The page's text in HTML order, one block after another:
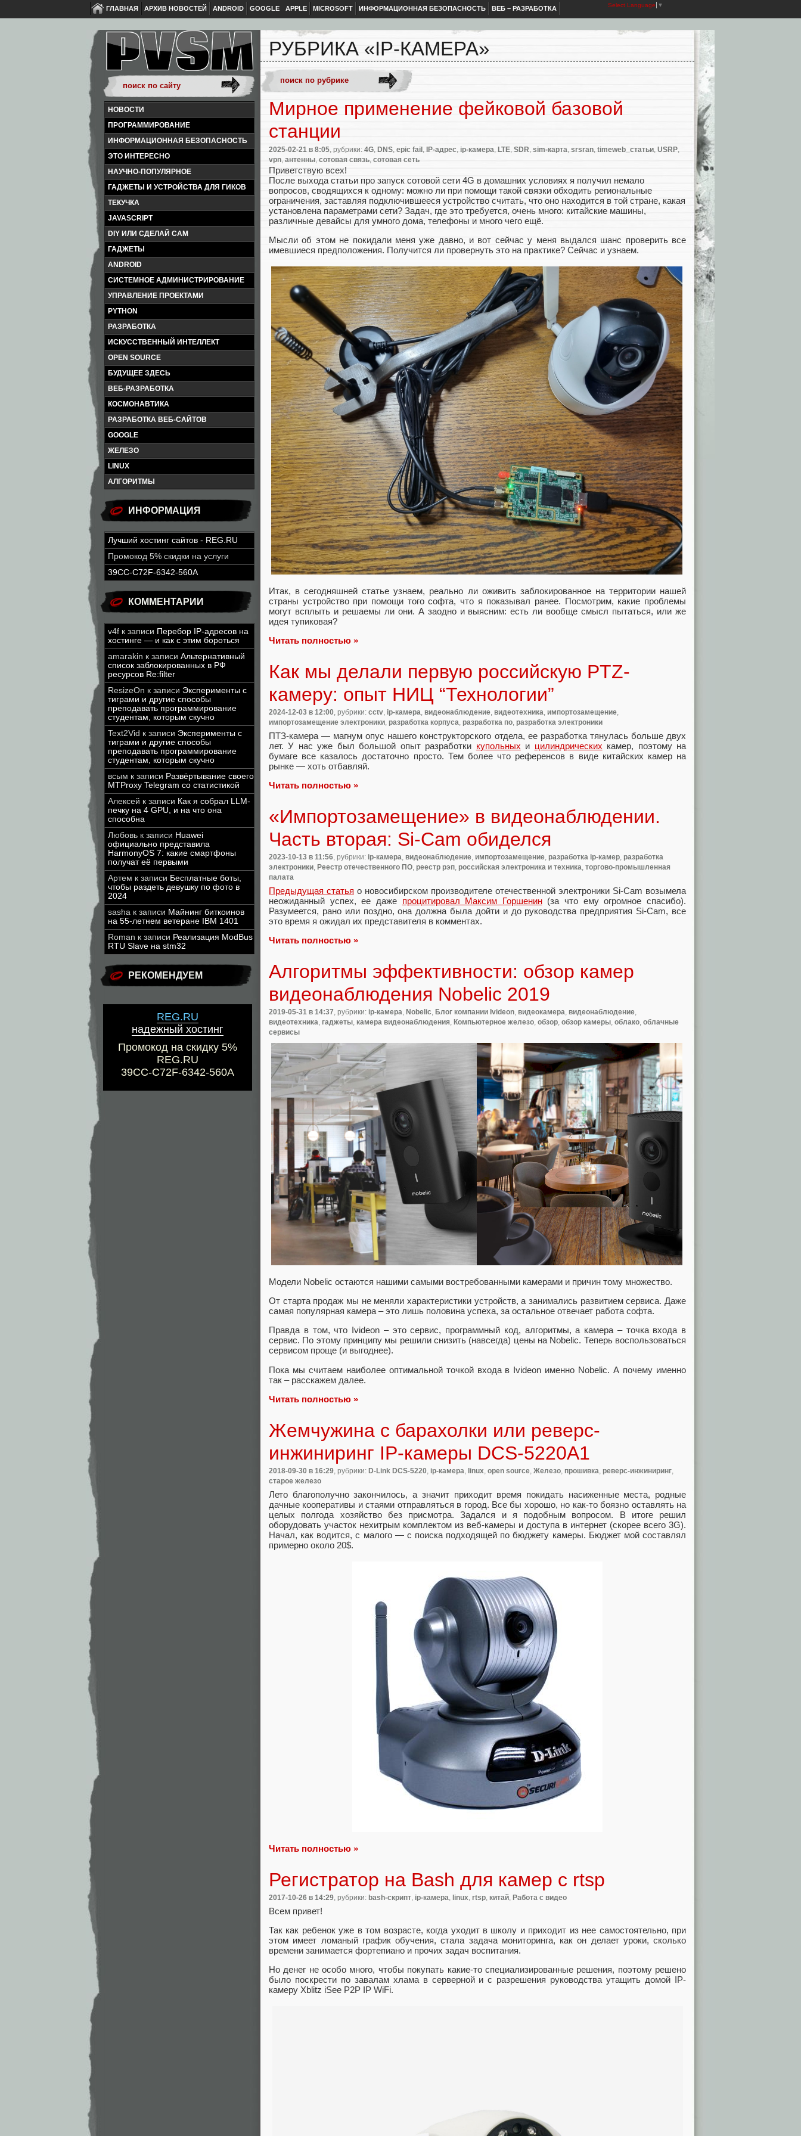
ГЛАВНАЯ АРХИВ НОВОСТЕЙ ANDROID GOOGLE APPLE MICROSOFT ИНФОРМАЦИОННАЯ БЕЗОПАСНОСТЬ ВЕБ – РАЗРАБОТКА Select Language ▼
НОВОСТИ
ПРОГРАММИРОВАНИЕ
ИНФОРМАЦИОННАЯ БЕЗОПАСНОСТЬ
ЭТО ИНТЕРЕСНО
НАУЧНО-ПОПУЛЯРНОЕ
ГАДЖЕТЫ И УСТРОЙСТВА ДЛЯ ГИКОВ
ТЕКУЧКА
JAVASCRIPT
DIY ИЛИ СДЕЛАЙ САМ
ГАДЖЕТЫ
ANDROID
СИСТЕМНОЕ АДМИНИСТРИРОВАНИЕ
УПРАВЛЕНИЕ ПРОЕКТАМИ
PYTHON
РАЗРАБОТКА
ИСКУССТВЕННЫЙ ИНТЕЛЛЕКТ
OPEN SOURCE
БУДУЩЕЕ ЗДЕСЬ
ВЕБ-РАЗРАБОТКА
КОСМОНАВТИКА
РАЗРАБОТКА ВЕБ-САЙТОВ
GOOGLE
ЖЕЛЕЗО
LINUX
АЛГОРИТМЫ
ИНФОРМАЦИЯ
Лучший хостинг сайтов - REG.RU
Промокод 5% скидки на услуги
39CC-C72F-6342-560A
КОММЕНТАРИИ
v4f к записи Перебор IP-адресов на
хостинге — и как с этим бороться
amarakin к записи Альтернативный
список заблокированных в РФ
ресурсов Re:filter
ResizeOn к записи Эксперименты с
тиграми и другие способы
преподавать программирование
студентам, которым скучно
Text2Vid к записи Эксперименты с
тиграми и другие способы
преподавать программирование
студентам, которым скучно
всым к записи Развёртывание своего
MTProxy Telegram со статистикой
Алексей к записи Как я собрал LLM-
печку на 4 GPU, и на что она
способна
Любовь к записи Huawei
официально представила
HarmonyOS 7: какие смартфоны
получат её первыми
Артем к записи Бесплатные боты,
чтобы раздеть девушку по фото в
2024
sasha к записи Майнинг биткоинов
на 55-летнем ветеране IBM 1401
Roman к записи Реализация ModBus
RTU Slave на stm32
РЕКОМЕНДУЕМ
REG.RU
надежный хостинг
Промокод на скидку 5%
REG.RU
39CC-C72F-6342-560A
РУБРИКА «IP-КАМЕРА»
Мирное применение фейковой базовой
станции
2025-02-21 в 8:05 , рубрики: 4G DNS epic fail IP-адрес ip-камера LTE SDR sim-карта srsran timeweb_статьи USRP
vpn антенны сотовая связь сотовая сеть
Приветствую всех!
После выхода статьи про запуск сотовой сети 4G в домашних условиях я получил немало
вопросов, сводящихся к одному: можно ли при помощи такой связки обходить региональные
ограничения, заставляя подключившееся устройство считать, что оно находится в той стране, какая
установлена параметрами сети? Задач, где это требуется, очень много: китайские машины,
различные девайсы для умного дома, телефоны и много чего ещё.
Мысли об этом не покидали меня уже давно, и вот сейчас у меня выдался шанс проверить все
имевшиеся предположения. Получится ли провернуть это на практике? Сейчас и узнаем.
Итак, в сегодняшней статье узнаем, реально ли оживить заблокированное на территории нашей
страны устройство при помощи того софта, что я показывал ранее. Посмотрим, какие проблемы
могут всплыть и решаемы ли они. А заодно и выясним: есть ли вообще смысл пытаться, или же
идея тупиковая?
Читать полностью »
Как мы делали первую российскую PTZ-
камеру: опыт НИЦ “Технологии”
2024-12-03 в 12:00, рубрики: cctv, ip-камера, видеонаблюдение, видеотехника, импортозамещение,
импортозамещение электроники, разработка корпуса, разработка по, разработка электроники
ПТЗ-камера — магнум опус нашего конструкторского отдела, ее разработка тянулась больше двух
лет. У нас уже был большой опыт разработки купольных и цилиндрических камер, поэтому на
бумаге все казалось достаточно просто. Тем более что референсов в виде китайских камер на
рынке — хоть отбавляй.
Читать полностью »
«Импортозамещение» в видеонаблюдении.
Часть вторая: Si-Cam обиделся
2023-10-13 в 11:56, рубрики: ip-камера, видеонаблюдение, импортозамещение, разработка ip-камер, разработка
электроники, Реестр отечественного ПО, реестр рэп, российская электроника и техника, торгово-промышленная
палата
Предыдущая статья о новосибирском производителе отечественной электроники Si-Cam возымела
неожиданный успех, ее даже процитировал Максим Горшенин(за что ему огромное спасибо).
Разумеется, рано или поздно, она должна была дойти и до руководства предприятия Si-Cam, все
это время я ожидал их представителя в комментах.
Читать полностью »
Алгоритмы эффективности: обзор камер
видеонаблюдения Nobelic 2019
2019-05-31 в 14:37, рубрики: ip-камера, Nobelic, Блог компании Ivideon, видеокамера, видеонаблюдение,
видеотехника, гаджеты, камера видеонаблюдения, Компьютерное железо, обзор, обзор камеры, облако, облачные
сервисы
Модели Nobelic остаются нашими самыми востребованными камерами и причин тому множество.
От старта продаж мы не меняли характеристики устройств, а занимались развитием сервиса. Даже
самая популярная камера – это лишь половина успеха, за остальное отвечает работа софта.
Правда в том, что Ivideon – это сервис, программный код, алгоритмы, а камера – точка входа в
сервис. По этому принципу мы решили снизить (навсегда) цены на Nobelic. Теперь воспользоваться
сервисом проще (и выгоднее).
Пока мы считаем наиболее оптимальной точкой входа в Ivideon именно Nobelic. А почему именно
так – расскажем далее.
Читать полностью »
Жемчужина с барахолки или реверс-
инжиниринг IP-камеры DCS-5220A1
2018-09-30 в 16:29, рубрики: D-Link DCS-5220, ip-камера, linux, open source, Железо, прошивка, реверс-инжиниринг,
старое железо
Лето благополучно закончилось, а значит приходит время покидать насиженные места, родные
дачные кооперативы и стаями отправляться в город. Все бы хорошо, но как-то боязно оставлять на
целых полгода хозяйство без присмотра. Задался и я подобным вопросом. В итоге решил
оборудовать участок нехитрым комплектом из веб-камеры и доступа в интернет (скорее всего 3G).
Начал, как водится, с малого — с поиска подходящей по бюджету камеры. Бюджет мой составлял
примерно около 20$.
Читать полностью »
Регистратор на Bash для камер с rtsp
2017-10-26 в 14:29, рубрики: bash-скрипт, ip-камера, linux, rtsp, китай, Работа с видео
Всем привет!
Так как ребенок уже в том возрасте, когда уходит в школу и приходит из нее самостоятельно, при
этом имеет ломаный график обучения, стала задача мониторинга, как он делает уроки, сколько
времени занимается фортепиано и прочих задач воспитания.
Но денег не особо много, чтобы покупать какие-то специализированные решения, поэтому решено
было поскрести по завалам хлама в серверной и с разрешения руководства утащить домой IP-
камеру Xblitz iSee P2P IP WiFi.